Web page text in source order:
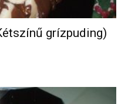
grízpuding)